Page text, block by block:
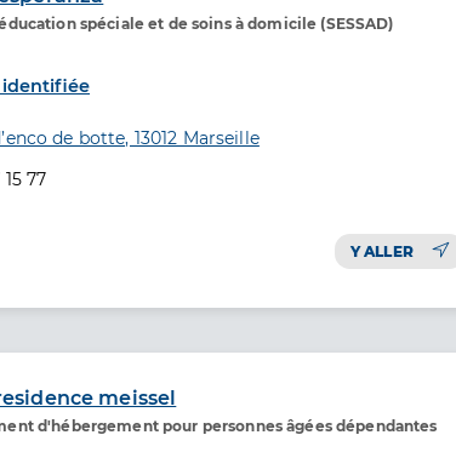
spéciale et de soins à domicile (SESSAD)
de soins
identifiée
de botte, 13012 Marseille
77
Y ALLER
meissel
d'hébergement pour personnes âgées dépendantes
de soins